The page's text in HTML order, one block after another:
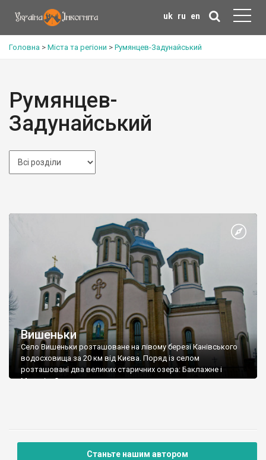
uk ru en
Головна > Міста та регіони > Румянцев-Задунайський
Румянцев-
Задунайський
Вишеньки
Село Вишеньки розташоване на лівому березі Канівського
водосховища за 20 км від Києва. Поряд із селом
розташовані два великих старичних озера: Баклажне і
Миничів. Село дуже старовинне - перша документальна
Станьте нашим автором